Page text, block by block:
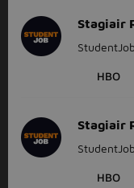
Stagiair
StudentJob
HBO
Stagiair
StudentJob
HBO